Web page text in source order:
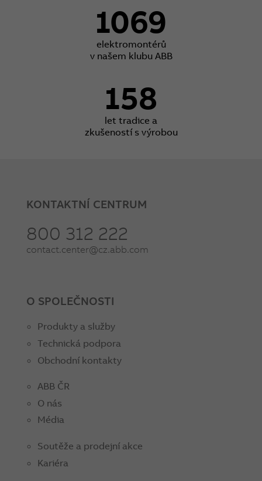
1069
elektromontérů
v našem klubu ABB
158
let tradice a
zkušeností s výrobou
KONTAKTNÍ CENTRUM
800 312 222
contact.center@cz.abb.com
O SPOLEČNOSTI
Produkty a služby
Technická podpora
Obchodní kontakty
ABB ČR
O nás
Média
Soutěže a prodejní akce
Kariéra